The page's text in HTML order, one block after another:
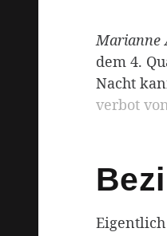
Marianne
dem 4.
Nacht
verbot